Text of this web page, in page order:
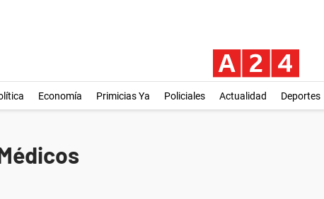
Economía Primicias Ya Policiales Actualidad Deportes